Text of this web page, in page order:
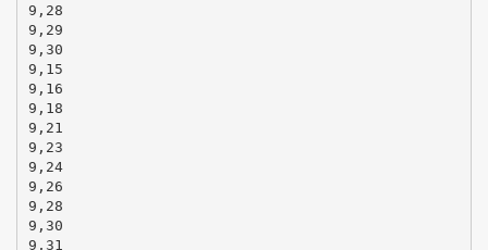
9,28
9,29
9,30
9,15
9,16
9,18
9,21
9,23
9,24
9,26
9,28
9,30
9,31